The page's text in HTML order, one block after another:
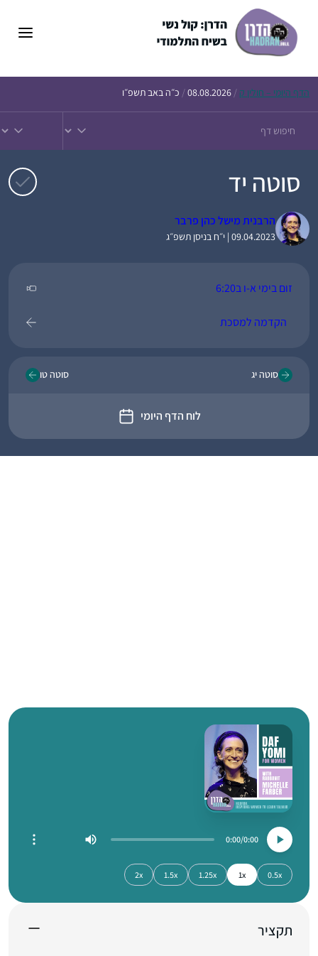
הדף היומי – חולין ק /
08.08.2026
/ כ״ה באב תשפ״ו
סוטה יד
הרבנית מישל כהן פרבר
09.04.2023 | י״ח בניסן תשפ״ג
זום בימי א-ו ב6:20
הקדמה למסכת
סוטה יג
לוח הדף היומי
סוטה טו
0:00
0:00
0.5x
1x
1.25x
1.5x
2x
תקציר